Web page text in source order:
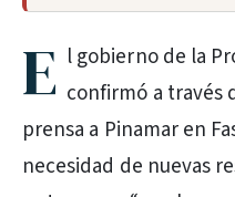
E l gobierno de la
confirmó a través
prensa a Pinamar en
necesidad de nuevas